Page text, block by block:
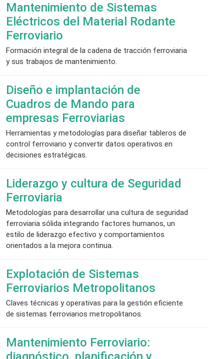
Mantenimiento de Sistemas
Eléctricos del Material Rodante
Ferroviario
Formación integral de la cadena de tracción ferroviaria
y sus trabajos de mantenimiento.
Diseño e implantación de
Cuadros de Mando para
empresas Ferroviarias
Herramientas y metodologías para diseñar tableros de
control ferroviario y convertir datos operativos en
decisiones estratégicas.
Liderazgo y cultura de Seguridad
Ferroviaria
Metodologías para desarrollar una cultura de seguridad
ferroviaria sólida integrando factores humanos, un
estilo de liderazgo efectivo y comportamientos
orientados a la mejora continua.
Explotación de Sistemas
Ferroviarios Metropolitanos
Claves técnicas y operativas para la gestión eficiente
de sistemas ferroviarios metropolitanos.
Mantenimiento Ferroviario: